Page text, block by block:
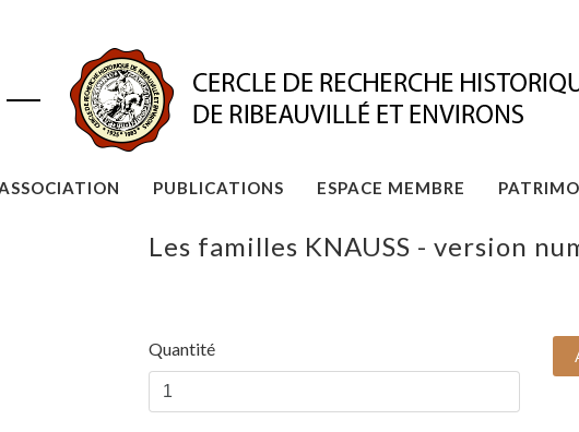
PUBLICATIONS ESPACE MEMBRE
Les familles KNAUSS - version
Quantité